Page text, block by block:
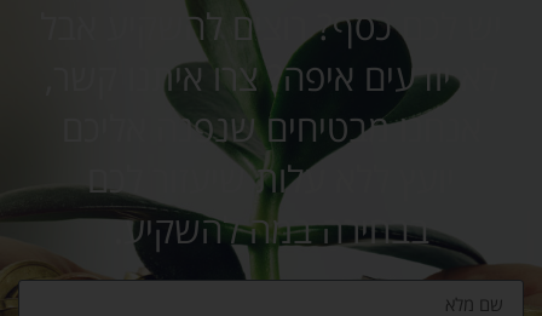
יש לכם כסף? רוצים להשקיע אבל
לא יודעים איפה? צרו איתנו קשר,
אנחנו מבטיחים שנפנה אליכם
יועץ ללא עלות שיעזור לכם
בבחירה במה להשקיע.